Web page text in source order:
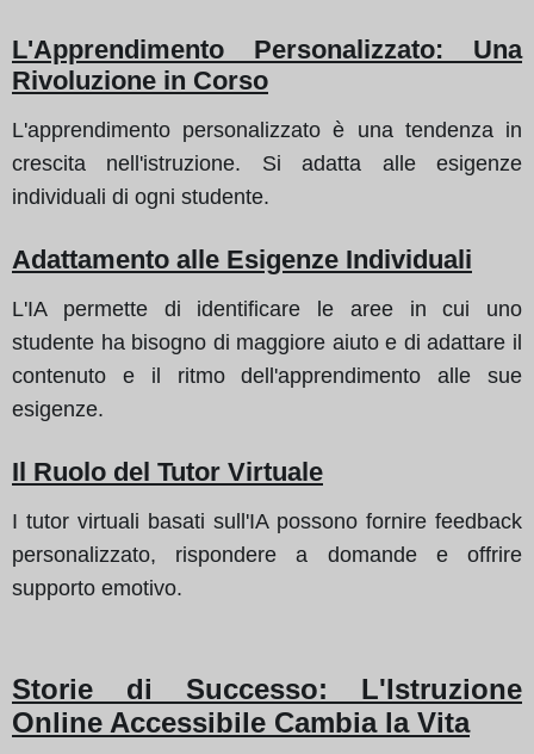
L'Apprendimento Personalizzato: Una
Rivoluzione in Corso
L'apprendimento personalizzato è una tendenza in
crescita nell'istruzione. Si adatta alle esigenze
individuali di ogni studente.
Adattamento alle Esigenze Individuali
L'IA permette di identificare le aree in cui uno
studente ha bisogno di maggiore aiuto e di adattare il
contenuto e il ritmo dell'apprendimento alle sue
esigenze.
Il Ruolo del Tutor Virtuale
I tutor virtuali basati sull'IA possono fornire feedback
personalizzato, rispondere a domande e offrire
supporto emotivo.
Storie di Successo: L'Istruzione
Online Accessibile Cambia la Vita